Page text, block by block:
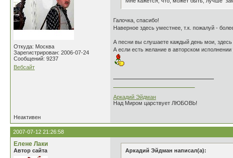
Откуда: Москва
Зарегистрирован: 2006-07-24
Сообщений: 9237
Вебсайт
Галочка, спасибо!
Наверное здесь уместнее, т.к. пожалуй -
А песни вы слушаете каждый день мои, здесь
А если есть желание в авторском
Аркадий Эйдман
Над Миром царствует ЛЮБОВЬ!
Неактивен
2007-07-12 21:26:58
Елене Лаки
Автор сайта
Аркадий Эйдман написал(а):